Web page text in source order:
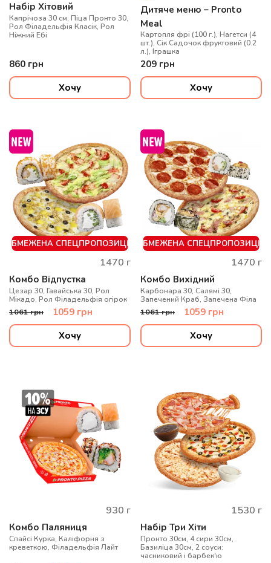
Набір Хітовий
Капрічоза 30 см, Піца Пронто 30,
Рол Філадельфія Класік, Рол
Ніжний Ебі
860 грн
Хочу
Дитяче меню – Pronto
Meal
Картопля фрі (100 г.), Нагетси (4
шт.), Сік Садочок фруктовий (0.2
л.), Іграшка
209 грн
Хочу
ОБМЕЖЕНА СПЕЦПРОПОЗИЦІЯ
1470 г
Комбо Відпустка
Цезар 30, Гавайська 30, Рол
Мікадо, Рол Філадельфія огірок
1061грн 1059 грн
Хочу
ОБМЕЖЕНА СПЕЦПРОПОЗИЦІЯ
1470 г
Комбо Вихідний
Карбонара 30, Салямі 30,
Запечений Краб, Запечена Філа
1061грн 1059 грн
Хочу
930 г
Комбо Паляниця
Спайсі Курка, Каліфорня з
креветкою, Філадельфія Лайт
1530 г
Набір Три Хіти
Пронто 30см, 4 сири 30см,
Базиліца 30см, 2 соуси:
часниковий і барбек'ю